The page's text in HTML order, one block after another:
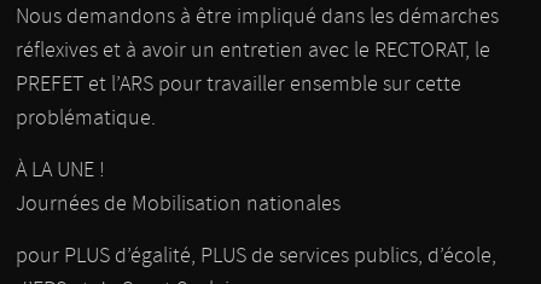
Nous demandons à être impliqué dans les démarches
réflexives et à avoir un entretien avec le RECTORAT, le
PREFET et l’ARS pour travailler ensemble sur cette
problématique.
À LA UNE !
Journées de Mobilisation nationales
pour PLUS d’égalité, PLUS de services publics, d’école,